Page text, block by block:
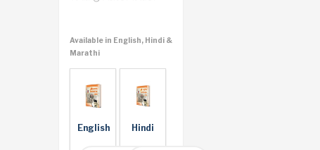
Available in English, Hindi &
Marathi
English Hindi